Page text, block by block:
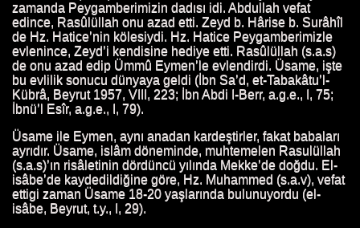
zamanda Peygamberimizin dadısı idi. Abdullah vefat
edince, Rasûlüllah onu azad etti. Zeyd b. Hârise b. Surâhîl
de Hz. Hatice’nin kölesiydi. Hz. Hatice Peygamberimizle
evlenince, Zeyd’i kendisine hediye etti. Rasûlüllah (s.a.s)
de onu azad edip Ümmû Eymen’le evlendirdi. Üsame, işte
bu evlilik sonucu dünyaya geldi (İbn Sa’d, et-Tabakâtu’l-
Kübrâ, Beyrut 1957, VIII, 223; İbn Abdi I-Berr, a.g.e., I, 75;
İbnü’l Esîr, a.g.e., I, 79).
Üsame ile Eymen, aynı anadan kardeştirler, fakat babaları
ayrıdır. Üsame, islâm döneminde, muhtemelen Rasulüllah
(s.a.s)’ın risâletinin dördüncü yılında Mekke’de doğdu. El-
isâbe’de kaydedildiğine göre, Hz. Muhammed (s.a.v), vefat
ettigi zaman Üsame 18-20 yaşlarında bulunuyordu (el-
isâbe, Beyrut, t.y., I, 29).